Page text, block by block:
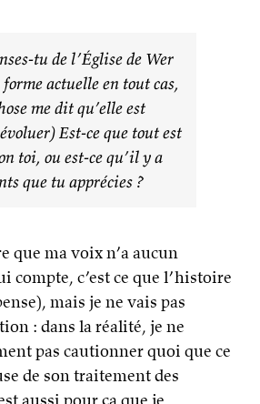
tu de l’Église de Wer
forme actuelle en tout cas,
me dit qu’elle est
Est-ce que tout est
toi, ou est-ce qu’il y a
que tu apprécies ?
que ma voix n’a aucun
compte, c’est ce que l’histoire
mais je ne vais pas
: dans la réalité, je ne
pas cautionner quoi que ce
de son traitement des